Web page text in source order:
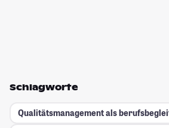
Schlagworte
Qualitätsmanagement als